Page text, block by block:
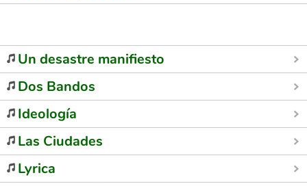
Un desastre manifiesto
Dos Bandos
Ideología
Las Ciudades
Lyrica